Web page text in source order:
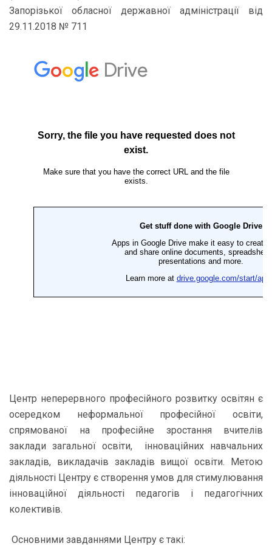
Запорізької обласної державної адміністрації від
29.11.2018 № 711
Центр неперервного професійного розвитку освітян є
осередком неформальної професійної освіти,
спрямованої на професійне зростання вчителів
заклади загальної освіти, інноваційних навчальних
закладів, викладачів закладів вищої освіти. Метою
діяльності Центру є створення умов для стимулювання
інноваційної діяльності педагогів і педагогічних
колективів.
Основними завданнями Центру є такі: